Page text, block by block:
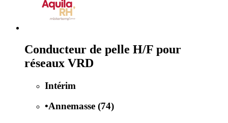
Conducteur de pelle H/F pour
réseaux VRD
Intérim
•Annemasse (74)